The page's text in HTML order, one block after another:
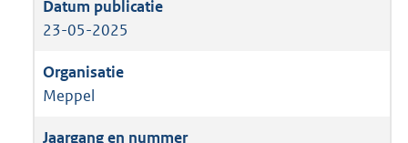
23-05-2025
Meppel